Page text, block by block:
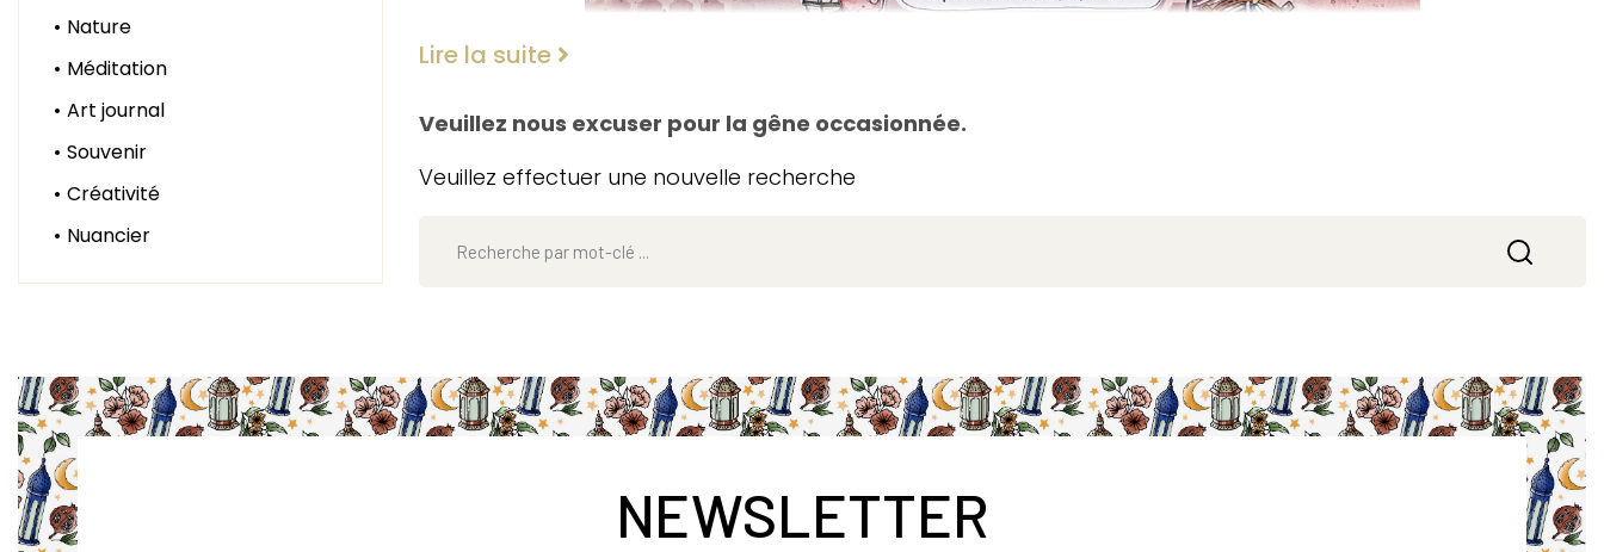
Nature
Méditation
Art journal
Souvenir
Créativité
Nuancier
Lire la suite
Veuillez nous excuser pour la gêne occasionnée.
Veuillez effectuer une nouvelle recherche
NEWSLETTER